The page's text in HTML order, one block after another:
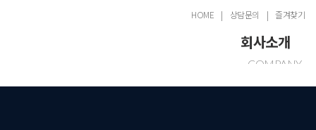
HOME 상담문의 즐겨찾기
회사소개
COMPANY